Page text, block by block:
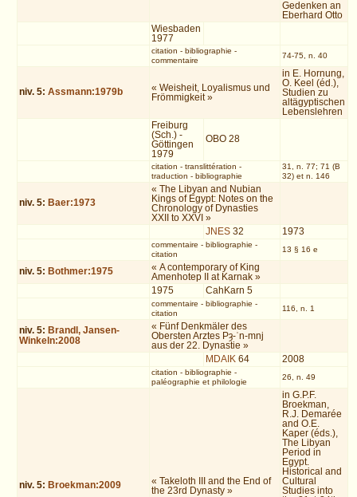
Gedenken an
Eberhard Otto
Wiesbaden
1977
citation - bibliographie -
commentaire
74-75, n. 40
niv. 5:Assmann:1979b
« Weisheit, Loyalismus und
Frömmigkeit »
in E. Hornung,
O. Keel (éd.),
Studien zu
altägyptischen
Lebenslehren
Freiburg
(Sch.) -
Göttingen
1979
OBO 28
citation - translittération -
traduction - bibliographie
31, n. 77; 71 (B
32) et n. 146
niv. 5: Baer:1973
« The Libyan and Nubian
Kings of Egypt: Notes on the
Chronology of Dynasties
XXII to XXVI »
JNES 32 1973
commentaire - bibliographie -
citation
13 § 16 e
niv. 5: Bothmer:1975
« A contemporary of King
Amenhotep II at Karnak »
1975
CahKarn 5
commentaire - bibliographie -
citation
116, n. 1
niv. 5: Brandl, Jansen-
Winkeln:2008
« Fünf Denkmäler des
Obersten Arztes Pȝ-ʿn-mnj
aus der 22. Dynastie »
MDAIK 64 2008
citation - bibliographie -
paléographie et philologie
26, n. 49
niv. 5: Broekman:2009
« Takeloth III and the End of
the 23rd Dynasty »
in G.P.F.
Broekman,
R.J. Demarée
and O.E.
Kaper (éds.),
The Libyan
Period in
Egypt.
Historical and
Cultural
Studies into